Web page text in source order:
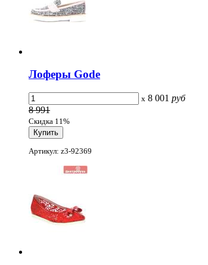
Лоферы Gode
x 8 001 руб
8 991
Скидка 11%
Артикул: z3-92369